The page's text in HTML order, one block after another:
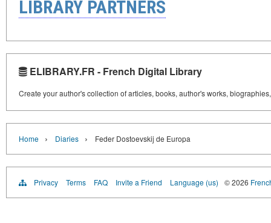
LIBRARY PARTNERS
ELIBRARY.FR - French Digital Library
Create your author's collection of articles, books, author's works,
Home › Diaries › Feder Dostoevskij de Europa
Privacy Terms FAQ Invite a Friend Language (us) © 2026